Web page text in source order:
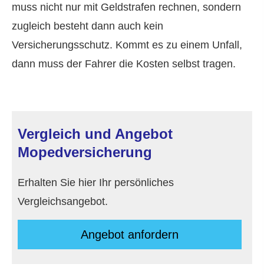
muss nicht nur mit Geldstrafen rechnen, sondern
zugleich besteht dann auch kein
Versicherungsschutz. Kommt es zu einem Unfall,
dann muss der Fahrer die Kosten selbst tragen.
Vergleich und Angebot
Mopedversicherung
Erhalten Sie hier Ihr persönliches
Vergleichsangebot.
An­ge­bot an­for­dern